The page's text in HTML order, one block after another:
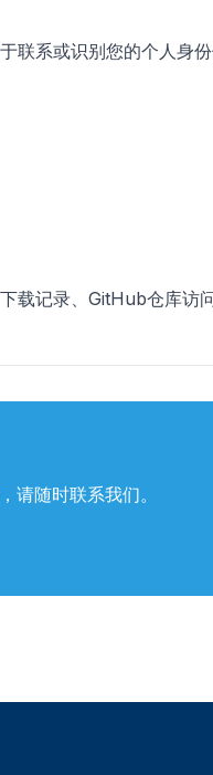
联系或识别您的个人身份
载记录、GitHub仓库访
请随时联系我们。